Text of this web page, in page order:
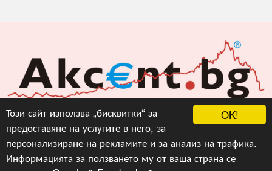
OK!
Този сайт използва „бисквитки“ за
предоставяне на услугите в него, за
персонализиране на рекламите и за анализ на трафика.
Информацията за ползването му от ваша страна се
Акцент БГ ЕООД
info@akcent.bg
Facebook